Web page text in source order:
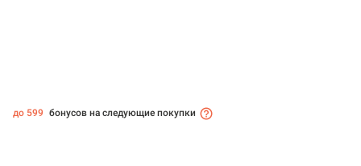
до 599 бонусов на следующие покупки